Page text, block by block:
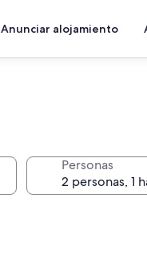
Anunciar alojamiento
Personas